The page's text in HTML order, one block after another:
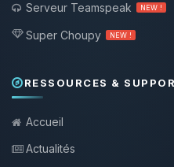
Serveur Teamspeak
NEW !
Super Choupy NEW !
RESSOURCES &
Accueil
Actualités